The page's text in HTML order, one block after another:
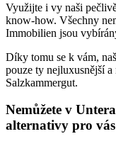
Využijte i vy naši
know-how. Všechny
Immobilien jsou
Díky tomu se k vám,
pouze ty nejluxusnější
Salzkammergut.
Nemůžete v
alternativy pro